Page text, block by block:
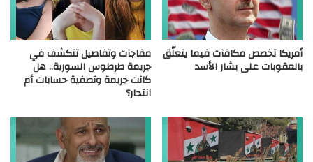
أمريكا تخصص مكافآت فيما يتعلّق
بالعقوبات على بشار الأسد
مفاجآت وتفاصيل تتكشف في
جريمة طرطوس السورية.. هل
كانت جريمة وتصفية حسابات أم
انتحار؟